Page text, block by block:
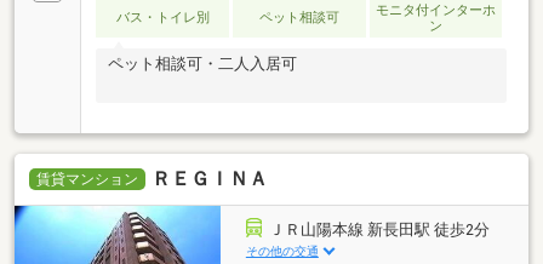
バス・トイレ別 ペット相談可
モニタ付インターホ
ン
ペット相談可・二人入居可
賃貸マンション ＲＥＧＩＮＡ
ＪＲ山陽本線 新長田駅 徒歩2分
その他の交通